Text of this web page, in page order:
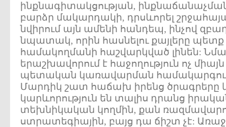
ինքնագիտակցության,
բարձր մակարդակի, դրսևորել
նվիրում այն ամենի հանդեպ, ինչով
նպատակ, որին հասնելու քայլերը պետք
համակողմանի հաշվարկված լինեն:
երաշխավորում է հաջողություն ոչ
պետական կառավարման
Մարդիկ շատ հաճախ իրենց ծրագրերը
կարևորություն են տալիս դրանց
տեխնիկական կողմին, քան
ստրատեգիային, բայց դա ճիշտ չէ: